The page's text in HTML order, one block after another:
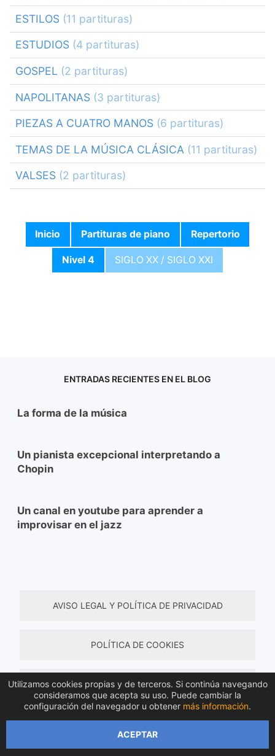
ESTILOS (11 partituras)
ESTUDIOS (4 partituras)
GOSPEL (2 partituras)
NAPOLITANAS (3 partituras)
PIEZAS A CUATRO MANOS (6 partituras)
TEMAS DE LA MÚSICA CLÁSICA (11 partituras)
VALSES (2 partituras)
Inicio Partituras de piano Repertorio
Nivel 4 SIGLO XX / SIGLO XXI
ENTRADAS RECIENTES EN EL BLOG
La forma de la música
Un pianista excepcional interpretando a
Chopin
Un canal en youtube para aprender a
improvisar en el jazz
Utilizamos cookies propias y de terceros. Si continúa navegando
consideramos que acepta su uso. Puede cambiar la
configuración del navegador u obtener más información.
ACEPTAR
AVISO LEGAL Y POLÍTICA DE PRIVACIDAD
POLÍTICA DE COOKIES
TÉRMINOS Y CONDICIONES DE COMPRA
Todos los derechos reservados © 2026 Material de
música